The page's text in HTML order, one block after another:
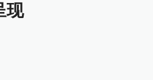
现